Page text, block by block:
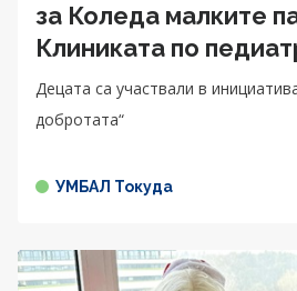
за Коледа малките
Клиниката по
Децата са участвали в
добротата“
УМБАЛ Токуда